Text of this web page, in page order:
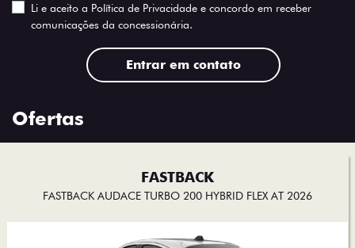
Li e aceito a Política de Privacidade e concordo em receber
comunicações da concessionária.
Entrar em contato
Ofertas
FASTBACK
FASTBACK AUDACE TURBO 200 HYBRID FLEX AT 2026